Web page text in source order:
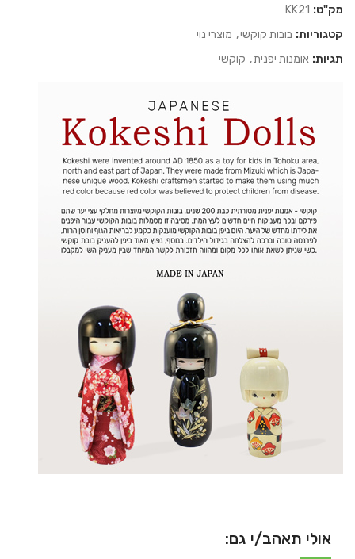
מק"ט: KK21
קטגוריות: בובות קוקשי, מוצרי נוי
תגיות: אומנות יפנית, קוקשי
אולי תאהב/י גם: